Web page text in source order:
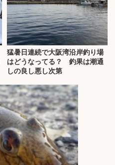
猛暑日連続で大阪湾沿岸釣り場
はどうなってる？ 釣果は潮通
しの良し悪し次第